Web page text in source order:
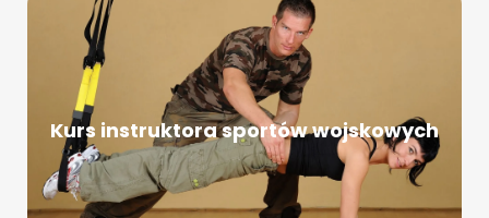
Kurs instruktora sportów wojskowych